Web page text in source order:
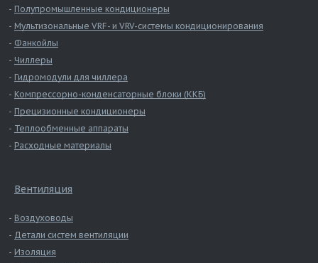
Полупромышленные кондиционеры
Мультизональные VRF- и VRV-системы кондиционирования
Фанкойлы
Чиллеры
Гидромодули для чиллера
Компрессорно-конденсаторные блоки (ККБ)
Прецизионные кондиционеры
Теплообменные аппараты
Расходные материалы
Вентиляция
Воздуховоды
Детали систем вентиляции
Изоляция